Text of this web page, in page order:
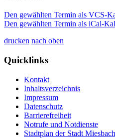
Den gewählten Termin als VCS-
Den gewählten Termin als iCal-
drucken nach oben
Quicklinks
Kontakt
Inhaltsverzeichnis
Impressum
Datenschutz
Barrierefreiheit
Notrufe und Notdienste
Stadtplan der Stadt Miesbach